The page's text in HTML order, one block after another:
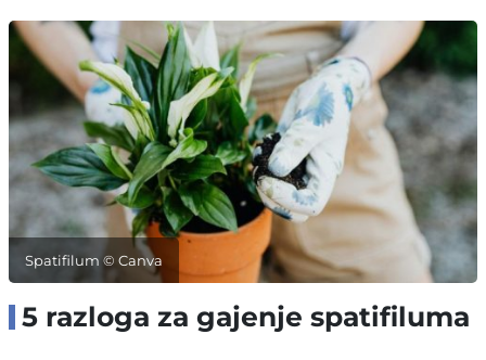
Spatifilum © Canva
5 razloga za gajenje spatifiluma